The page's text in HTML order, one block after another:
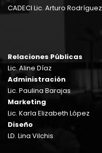
CADECI Lic. Arturo Rodríguez
Relaciones Públicas
Lic. Aline Díaz
Administración
Lic. Paulina Barajas
Marketing
Lic. Karla Elizabeth López
Diseño
LD. Lina Vilchis